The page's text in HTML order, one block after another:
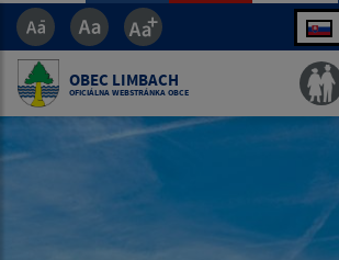
Jazyk
OBEC LIMBACH
OFICIÁLNA WEBSTRÁNKA OBCE